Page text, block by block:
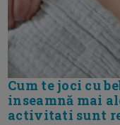
Cum te joci cu
inseamnă mai
activitati sunt